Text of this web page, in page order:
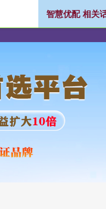
智慧优配 相关